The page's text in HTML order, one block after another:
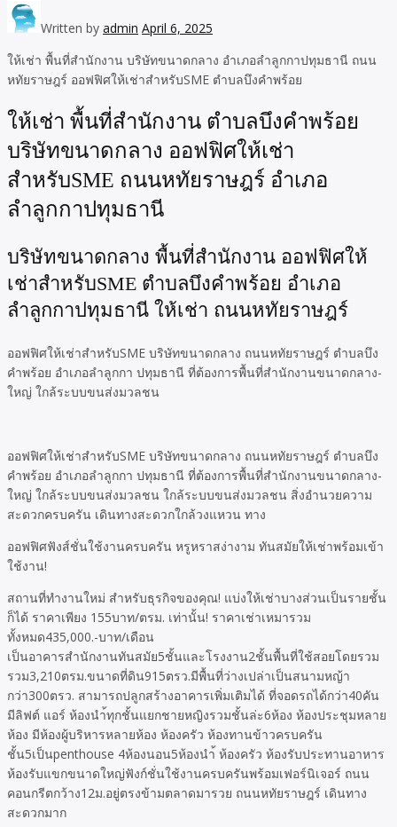
Written by admin April 6, 2025
ให้เช่า พื้นที่สำนักงาน บริษัทขนาดกลาง อำเภอลำลูกกาปทุมธานี ถนน
หทัยราษฎร์ ออฟฟิศให้เช่าสำหรับSME ตำบลบึงคำพร้อย
ให้เช่า พื้นที่สำนักงาน ตำบลบึงคำพร้อย
บริษัทขนาดกลาง ออฟฟิศให้เช่า
สำหรับSME ถนนหทัยราษฎร์ อำเภอ
ลำลูกกาปทุมธานี
บริษัทขนาดกลาง พื้นที่สำนักงาน ออฟฟิศให้
เช่าสำหรับSME ตำบลบึงคำพร้อย อำเภอ
ลำลูกกาปทุมธานี ให้เช่า ถนนหทัยราษฎร์
ออฟฟิศให้เช่าสำหรับSME บริษัทขนาดกลาง ถนนหทัยราษฎร์ ตำบลบึง
คำพร้อย อำเภอลำลูกกา ปทุมธานี ที่ต้องการพื้นที่สำนักงานขนาดกลาง-
ใหญ่ ใกล้ระบบขนส่งมวลชน
ออฟฟิศให้เช่าสำหรับSME บริษัทขนาดกลาง ถนนหทัยราษฎร์ ตำบลบึง
คำพร้อย อำเภอลำลูกกา ปทุมธานี ที่ต้องการพื้นที่สำนักงานขนาดกลาง-
ใหญ่ ใกล้ระบบขนส่งมวลชน ใกล้ระบบขนส่งมวลชน สิ่งอำนวยความ
สะดวกครบครัน เดินทางสะดวกใกล้วงแหวน ทาง
ออฟฟิศฟังส์ชั่นใช้งานครบครัน หรูหราสง่างาม ทันสมัยให้เช่าพร้อมเข้า
ใช้งาน!
สถานที่ทำงานใหม่ สำหรับธุรกิจของคุณ! แบ่งให้เช่าบางส่วนเป็นรายชั้น
ก็ได้ ราคาเพียง 155บาท/ตรม. เท่านั้น! ราคาเช่าเหมารวม
ทั้งหมด435,000.-บาท/เดือน
เป็นอาคารสำนักงานทันสมัย5ชั้นและโรงงาน2ชั้นพื้นที่ใช้สอยโดยรวม
รวม3,210ตรม.ขนาดที่ดิน915ตรว.มีพื้นที่ว่างเปล่าเป็นสนามหญ้า
กว่า300ตรว. สามารถปลูกสร้างอาคารเพิ่มเติมได้ ที่จอดรถได้กว่า40คัน
มีลิฟต์ แอร์ ห้องนำ้ทุกชั้นแยกชายหญิงรวมชั้นล่ะ6ห้อง ห้องประชุมหลาย
ห้อง มีห้องผู้บริหารหลายห้อง ห้องครัว ห้องทานข้าวครบครัน
ชั้น5เป็นpenthouse 4ห้องนอน5ห้องนำ้ ห้องครัว ห้องรับประทานอาหาร
ห้องรับแขกขนาดใหญ่ฟังก์ชั่นใช้งานครบครันพร้อมเฟอร์นิเจอร์ ถนน
คอนกรีตกว้าง12ม.อยู่ตรงข้ามตลาดมารวย ถนนหทัยราษฎร์ เดินทาง
สะดวกมาก